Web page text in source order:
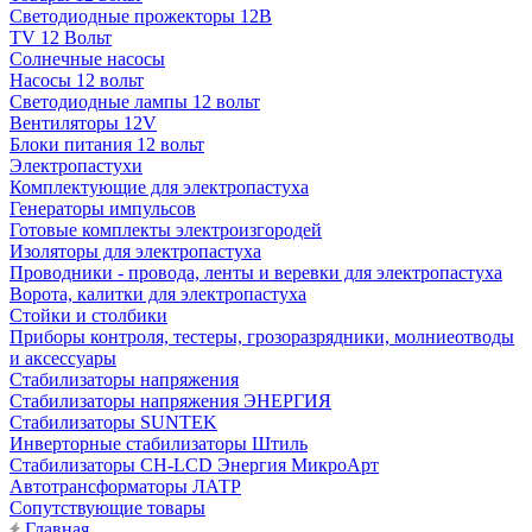
Светодиодные прожекторы 12В
TV 12 Вольт
Солнечные насосы
Насосы 12 вольт
Светодиодные лампы 12 вольт
Вентиляторы 12V
Блоки питания 12 вольт
Электропастухи
Комплектующие для электропастуха
Генераторы импульсов
Готовые комплекты электроизгородей
Изоляторы для электропастуха
Проводники - провода, ленты и веревки для электропастуха
Ворота, калитки для электропастуха
Стойки и столбики
Приборы контроля, тестеры, грозоразрядники, молниеотводы
и аксессуары
Стабилизаторы напряжения
Стабилизаторы напряжения ЭНЕРГИЯ
Стабилизаторы SUNTEK
Инверторные стабилизаторы Штиль
Стабилизаторы СН-LCD Энepгия МикроАрт
Автотрансформаторы ЛАТР
Сопутствующие товары